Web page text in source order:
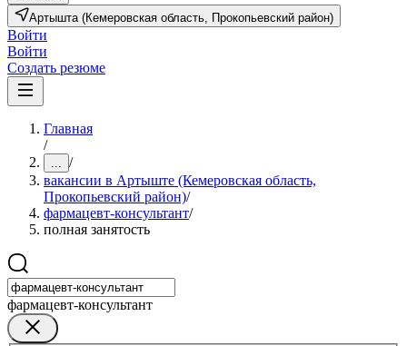
Артышта (Кемеровская область, Прокопьевский район)
Войти
Войти
Создать резюме
Главная
/
... /
вакансии в Артыште (Кемеровская область,
Прокопьевский район)/
фармацевт-консультант/
полная занятость
фармацевт-консультант